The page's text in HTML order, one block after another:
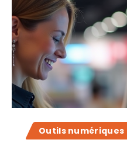
Outils numériques